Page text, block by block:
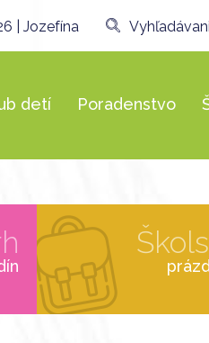
| Jozefína
detí Poradenstvo